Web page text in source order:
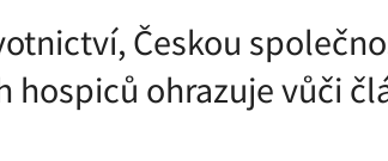
Českou
ohrazuje vůči